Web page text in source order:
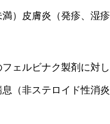
）皮膚炎（発疹、湿
ェルビナク製剤に対し
（非ステロイド性消